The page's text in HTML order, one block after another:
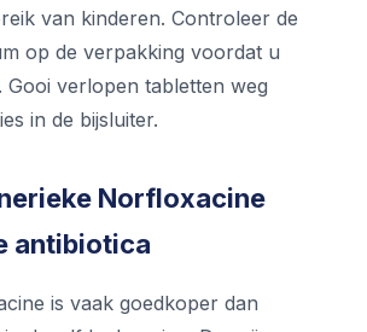
van kinderen. Controleer de
op de verpakking voordat u
Gooi verlopen tabletten weg
in de bijsluiter.
Norfloxacine
antibiotica
is vaak goedkoper dan